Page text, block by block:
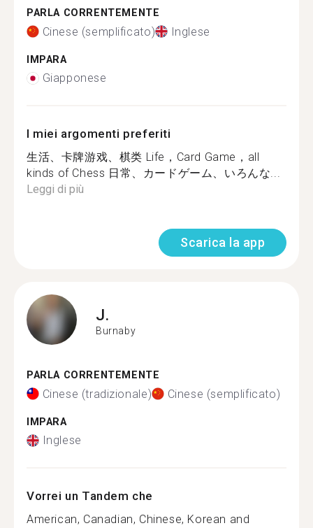
PARLA CORRENTEMENTE
Cinese (semplificato) Inglese
IMPARA
Giapponese
I miei argomenti preferiti
生活、卡牌游戏、棋类 Life，Card Game，all
kinds of Chess 日常、カードゲーム、いろんな...
Leggi di più
Scarica la app
J.
Burnaby
PARLA CORRENTEMENTE
Cinese (tradizionale) Cinese (semplificato)
IMPARA
Inglese
Vorrei un Tandem che
American, Canadian, Chinese, Korean and